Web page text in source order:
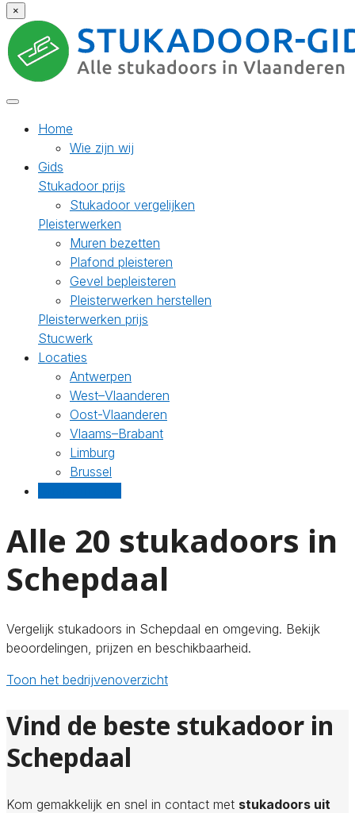
×
Home
Wie zijn wij
Gids
Stukadoor prijs
Stukadoor vergelijken
Pleisterwerken
Muren bezetten
Plafond pleisteren
Gevel bepleisteren
Pleisterwerken herstellen
Pleisterwerken prijs
Stucwerk
Locaties
Antwerpen
West–Vlaanderen
Oost-Vlaanderen
Vlaams–Brabant
Limburg
Brussel
Alle 20 stukadoors in
Schepdaal
Vergelijk stukadoors in Schepdaal en omgeving. Bekijk
beoordelingen, prijzen en beschikbaarheid.
Toon het bedrijvenoverzicht
Vind de beste stukadoor in
Schepdaal
Kom gemakkelijk en snel in contact met stukadoors uit